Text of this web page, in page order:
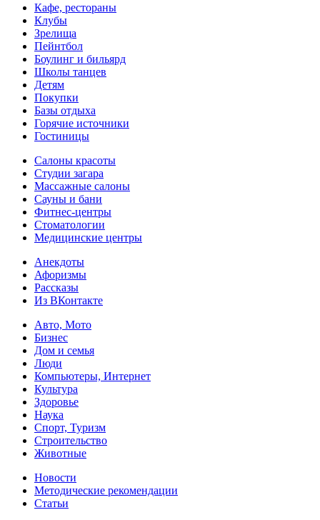
Кафе, рестораны
Клубы
Зрелища
Пейнтбол
Боулинг и бильярд
Школы танцев
Детям
Покупки
Базы отдыха
Горячие источники
Гостиницы
Салоны красоты
Студии загара
Массажные салоны
Сауны и бани
Фитнес-центры
Стоматологии
Медицинские центры
Анекдоты
Афоризмы
Рассказы
Из ВКонтакте
Авто, Мото
Бизнес
Дом и семья
Люди
Компьютеры, Интернет
Культура
Здоровье
Наука
Спорт, Туризм
Строительство
Животные
Новости
Методические рекомендации
Статьи